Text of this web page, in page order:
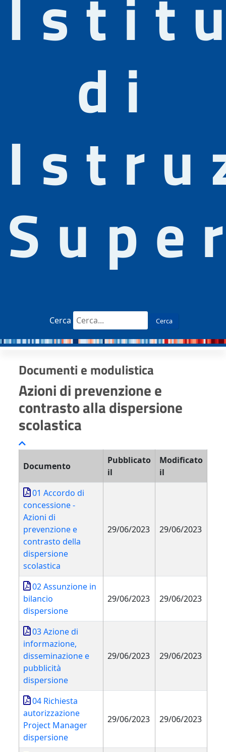
di
Cerca Cerca
Documenti e modulistica
Azioni di prevenzione e
contrasto alla dispersione
scolastica
Documento
Pubblicato
il
Modificato
il
01 Accordo di
concessione -
Azioni di
prevenzione e
contrasto della
dispersione
scolastica
29/06/2023 29/06/2023
02 Assunzione in
bilancio
dispersione
29/06/2023 29/06/2023
03 Azione di
informazione,
disseminazione e
pubblicità
dispersione
29/06/2023 29/06/2023
04 Richiesta
autorizzazione
Project Manager
dispersione
29/06/2023 29/06/2023